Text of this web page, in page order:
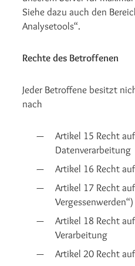
Siehe dazu auch den
Analysetools“.
Rechte des Betroffenen
Jeder Betroffene besitzt
nach
Artikel 15 Recht
Datenverarbeitung
Artikel 16 Recht
Artikel 17 Recht
Vergessenwerden“)
Artikel 18 Recht
Verarbeitung
Artikel 20 Recht